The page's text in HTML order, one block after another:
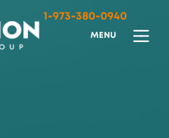
1-973-380-0940
MENU